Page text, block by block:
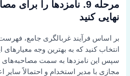
مرحله 9. نامزدها را
نهایی کنید
بر اساس فرآیند غربالگری جامع، فهرست
انتخاب کنید که به بهترین وجه معیارهای
سپس این نامزدها به سمت مصاحبه‌های
مجازی با مدیر استخدام و احتمالاً سایر